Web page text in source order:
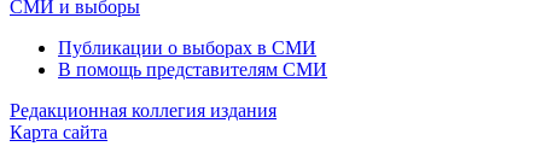
СМИ и выборы
Публикации о выборах в СМИ
В помощь представителям СМИ
Редакционная коллегия издания
Карта сайта